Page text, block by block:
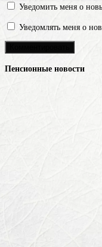
Уведомить меня о
Уведомлять меня о
Пенсионные новости